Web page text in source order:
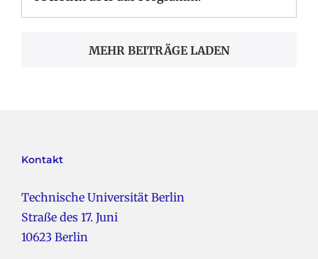
MEHR BEITRÄGE LADEN
Kontakt
Technische Universität Berlin
Straße des 17. Juni
10623 Berlin